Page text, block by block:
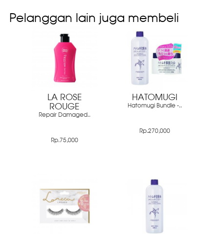
Pelanggan lain juga membeli
LA ROSE
ROUGE
Repair Damaged..
Rp.75,000
HATOMUGI
Hatomugi Bundle -..
Rp.270,000